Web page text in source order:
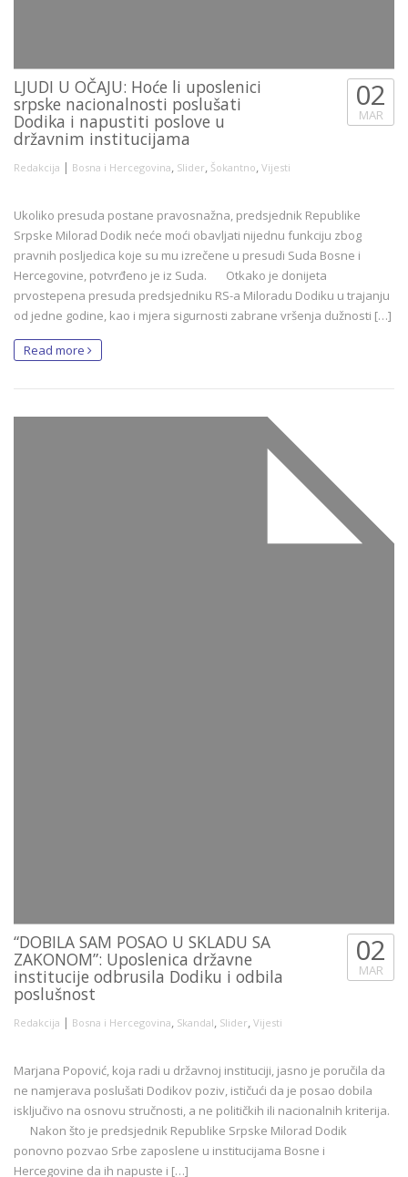
LJUDI U OČAJU: Hoće li uposlenici
srpske nacionalnosti poslušati
Dodika i napustiti poslove u
državnim institucijama
Redakcija | Bosna i Hercegovina, Slider, Šokantno, Vijesti
02
MAR
Ukoliko presuda postane pravosnažna, predsjednik Republike
Srpske Milorad Dodik neće moći obavljati nijednu funkciju zbog
pravnih posljedica koje su mu izrečene u presudi Suda Bosne i
Hercegovine, potvrđeno je iz Suda. Otkako je donijeta
prvostepena presuda predsjedniku RS-a Miloradu Dodiku u trajanju
od jedne godine, kao i mjera sigurnosti zabrane vršenja dužnosti […]
Read more
“DOBILA SAM POSAO U SKLADU SA
ZAKONOM”: Uposlenica državne
institucije odbrusila Dodiku i odbila
poslušnost
Redakcija | Bosna i Hercegovina, Skandal, Slider, Vijesti
02
MAR
Marjana Popović, koja radi u državnoj instituciji, jasno je poručila da
ne namjerava poslušati Dodikov poziv, ističući da je posao dobila
isključivo na osnovu stručnosti, a ne političkih ili nacionalnih kriterija.
Nakon što je predsjednik Republike Srpske Milorad Dodik
ponovno pozvao Srbe zaposlene u institucijama Bosne i
Hercegovine da ih napuste i […]